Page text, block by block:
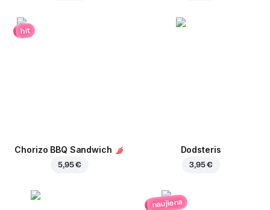
hit
Chorizo BBQ Sandwich
5,95 €
Dodsteris
3,95 €
naujiena